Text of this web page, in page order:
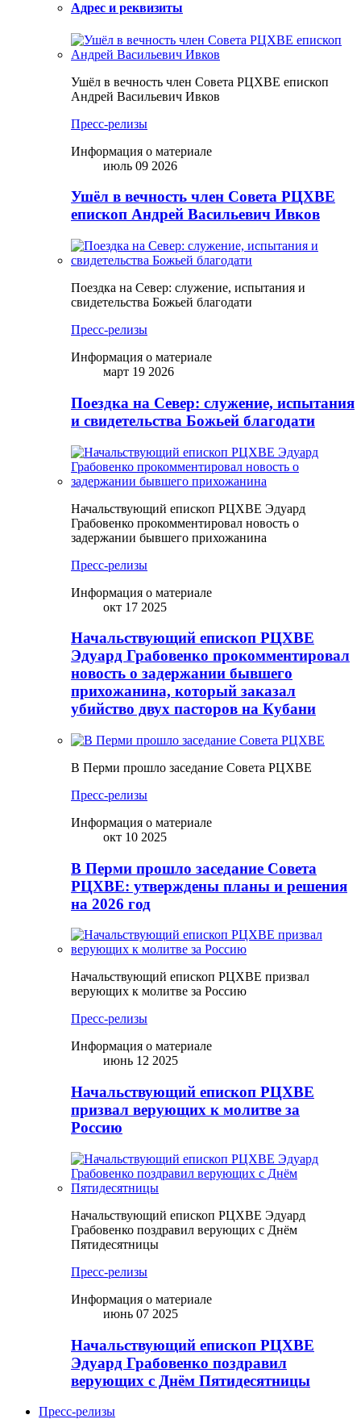
Адрес и реквизиты
Ушёл в вечность член Совета РЦХВЕ епископ
Андрей Васильевич Ивков
Пресс-релизы
Информация о материале
июль 09 2026
Ушёл в вечность член Совета РЦХВЕ
епископ Андрей Васильевич Ивков
Поездка на Север: служение, испытания и
свидетельства Божьей благодати
Пресс-релизы
Информация о материале
март 19 2026
Поездка на Север: служение, испытания
и свидетельства Божьей благодати
Начальствующий епископ РЦХВЕ Эдуард
Грабовенко прокомментировал новость о
задержании бывшего прихожанина
Пресс-релизы
Информация о материале
окт 17 2025
Начальствующий епископ РЦХВЕ
Эдуард Грабовенко прокомментировал
новость о задержании бывшего
прихожанина, который заказал
убийство двух пасторов на Кубани
В Перми прошло заседание Совета РЦХВЕ
Пресс-релизы
Информация о материале
окт 10 2025
В Перми прошло заседание Совета
РЦХВЕ: утверждены планы и решения
на 2026 год
Начальствующий епископ РЦХВЕ призвал
верующих к молитве за Россию
Пресс-релизы
Информация о материале
июнь 12 2025
Начальствующий епископ РЦХВЕ
призвал верующих к молитве за
Россию
Начальствующий епископ РЦХВЕ Эдуард
Грабовенко поздравил верующих с Днём
Пятидесятницы
Пресс-релизы
Информация о материале
июнь 07 2025
Начальствующий епископ РЦХВЕ
Эдуард Грабовенко поздравил
верующих с Днём Пятидесятницы
Пресс-релизы